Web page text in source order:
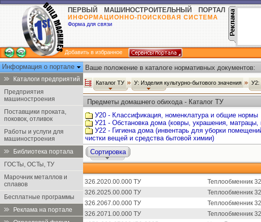
ПЕРВЫЙ МАШИНОСТРОИТЕЛЬНЫЙ ПОРТАЛ
ИНФОРМАЦИОННО-ПОИСКОВАЯ СИСТЕМА
Форма для связи
Добавить в избранное
Информация о портале
Каталоги предприятий
Предприятия
машиностроения
Поставщики проката,
поковок, отливок
Работы и услуги для
машиностроения
Библиотека портала
ГОСТы, ОСТы, ТУ
Марочник металлов и
сплавов
Бесплатные программы
Реклама на портале
Ваше положение в каталоге нормативных документов:
Каталог ТУ У: Изделия культурно-бытового значения У2:
Предметы домашнего обихода - Каталог ТУ
У20 - Классификация, номенклатура и общие нормы
У21 - Обстановка дома (ковры, украшения, матрацы,
У22 - Гигиена дома (инвентарь для уборки
чистки вещей и средства бытовой химии)
Сортировка
326.2020.00.000 ТУ
Теплообменник
326.2025.00.000 ТУ
Теплообменник
326.2067.00.000 ТУ
Теплообменник
326.2071.00.000 ТУ
Теплообменник